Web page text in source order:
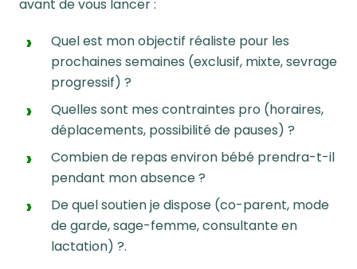
avant de vous lancer :
Quel est mon objectif réaliste pour les
prochaines semaines (exclusif, mixte,sevrage
progressif) ?
Quelles sont mes contraintes pro (horaires,
déplacements, possibilité de pauses) ?
Combien de repas environ bébé prendra-t-il
pendant mon absence ?
De quel soutien je dispose (co-parent, mode
de garde, sage-femme, consultante en
lactation) ?.